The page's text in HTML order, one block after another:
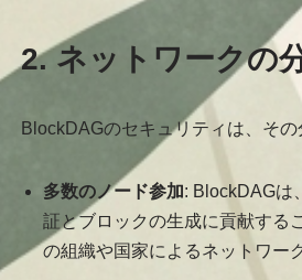
2. ネットワークの
BlockDAGのセキュリティは、そ
多数のノード参加: BlockDAGは
証とブロックの生成に貢献する
の組織や国家によるネットワー